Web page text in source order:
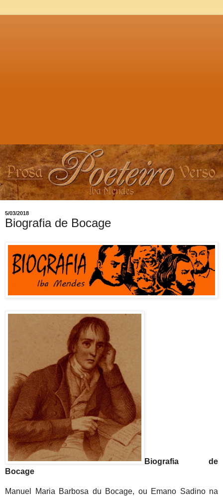
5/03/2018
Biografia de Bocage
Biografia de
Bocage
Manuel Maria Barbosa du Bocage, ou Emano Sadino na